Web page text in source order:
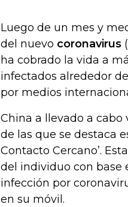
Luego de un mes y
del nuevo coronavirus
ha cobrado la vida a
infectados alrededor
por medios
China a llevado a
de las que se destaca
Contacto Cercano’.
del individuo con base
infección por
en su móvil.